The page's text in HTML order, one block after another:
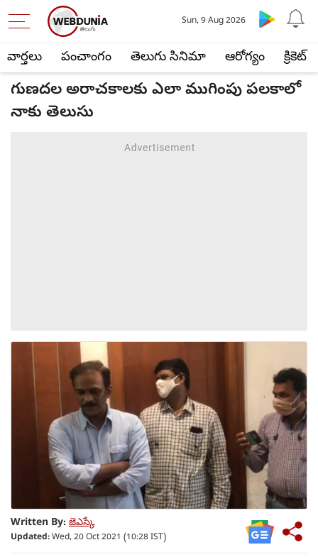
వార్తలు పంచాంగం తెలుగు సినిమా ఆరోగ్యం క్రికెట్
Sun, 9 Aug 2026
గుణదల అరాచకాలకు ఎలా ముగింపు పలకాలో
నాకు తెలుసు
Written By: జెఎస్కే
Updated:Wed, 20 Oct 2021 (10:28 IST)